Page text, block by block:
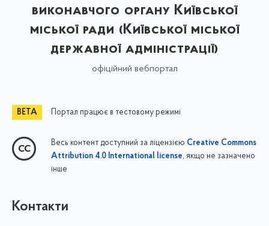
виконавчого органу Київської
міської ради (Київської міської
державної адміністрації)
офіційний вебпортал
Портал працює в тестовому режимі
Весь контент доступний за ліцензією Creative Commons
Attribution 4.0 International license, якщо не зазначено
інше
Контакти